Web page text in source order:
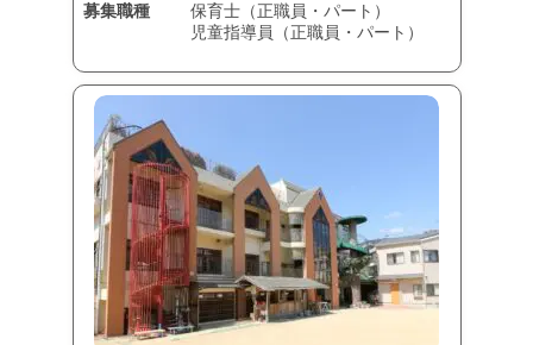
募集職種
保育士（正職員・パート）
児童指導員（正職員・パート）